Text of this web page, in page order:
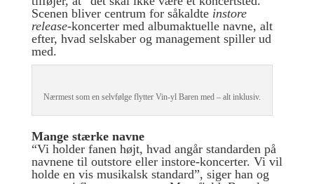
Scenen bliver centrum for såkaldte instore
release-koncerter med albumaktuelle navne, alt
efter, hvad selskaber og management spiller ud
med.
Nærmest som en selvfølge flytter Vin-yl Baren med – alt inklusiv.
Mange stærke navne
“Vi holder fanen højt, hvad angår standarden på
navnene til outstore eller instore-koncerter. Vi vil
holde en vis musikalsk standard”, siger han og